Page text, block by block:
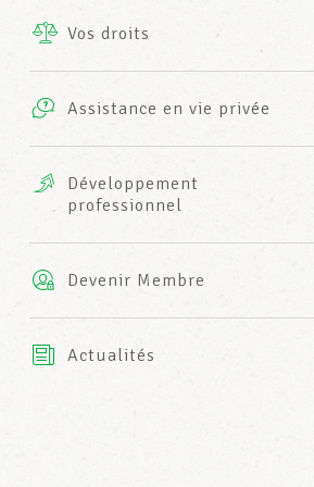
INFO-CENTER
Vos droits
Assistance en vie privée
complémentaires
AXA
Développement
professionnel
Devenir Membre
Actualités